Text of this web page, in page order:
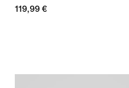
119,99 €